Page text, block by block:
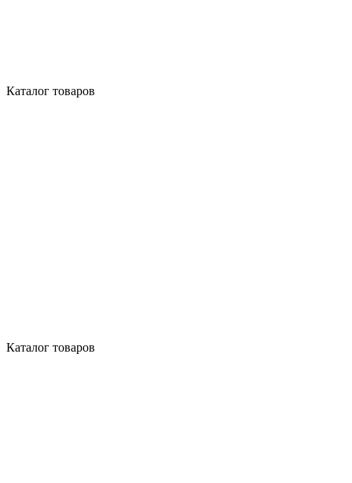
Каталог товаров
Каталог товаров